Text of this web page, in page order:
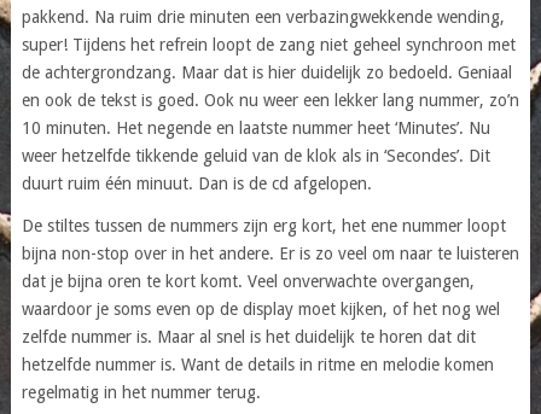
pakkend. Na ruim drie minuten een verbazingwekkende wending,
super! Tijdens het refrein loopt de zang niet geheel synchroon met
de achtergrondzang. Maar dat is hier duidelijk zo bedoeld. Geniaal
en ook de tekst is goed. Ook nu weer een lekker lang nummer, zo’n
10 minuten. Het negende en laatste nummer heet ‘Minutes’. Nu
weer hetzelfde tikkende geluid van de klok als in ‘Secondes’. Dit
duurt ruim één minuut. Dan is de cd afgelopen.
De stiltes tussen de nummers zijn erg kort, het ene nummer loopt
bijna non-stop over in het andere. Er is zo veel om naar te luisteren
dat je bijna oren te kort komt. Veel onverwachte overgangen,
waardoor je soms even op de display moet kijken, of het nog wel
zelfde nummer is. Maar al snel is het duidelijk te horen dat dit
hetzelfde nummer is. Want de details in ritme en melodie komen
regelmatig in het nummer terug.